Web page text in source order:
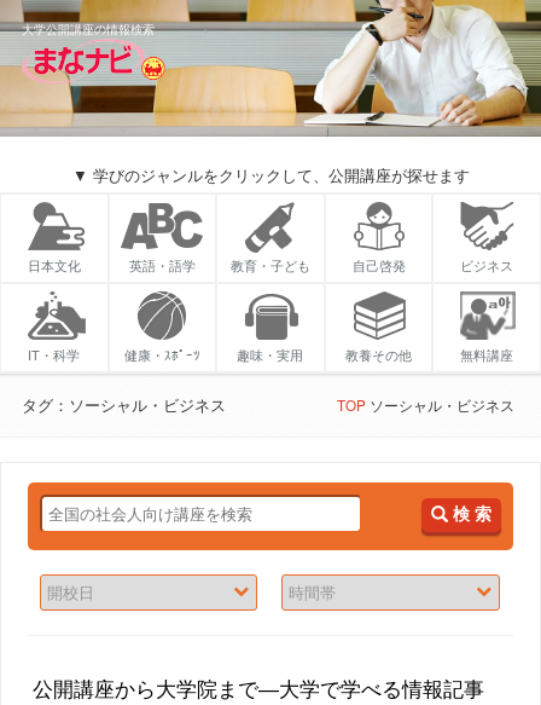
大学公開講座の情報検索
▼ 学びのジャンルをクリックして、公開講座が探せます
日本文化 英語・語学 教育・子ども 自己啓発 ビジネス
IT・科学 健康・ｽﾎﾟｰﾂ 趣味・実用 教養その他 無料講座
タグ：ソーシャル・ビジネス TOPソーシャル・ビジネス
検 索
公開講座から大学院まで―大学で学べる情報記事